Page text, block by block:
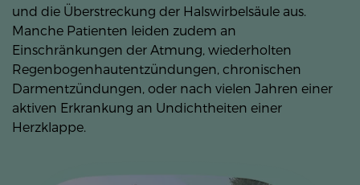
und die Überstreckung der Halswirbelsäule aus.
Manche Patienten leiden zudem an
Einschränkungen der Atmung, wiederholten
Regenbogenhautentzündungen, chronischen
Darmentzündungen, oder nach vielen Jahren einer
aktiven Erkrankung an Undichtheiten einer
Herzklappe.